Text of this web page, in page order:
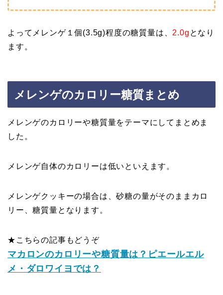
よってメレンゲ１個(3.5g)程度の糖質量は、 2.0g となり
ます。
メレンゲのカロリー糖質まとめ
メレンゲのカロリーや糖質量をテーマにしてまとめま
した。
メレンゲ自体のカロリーは低いといえます。
メレンゲクッキーの場合は、砂糖の量がそのままカロ
リー、糖質量となります。
★こちらの記事もどうぞ
マカロンのカロリーや糖質量は？ピエールエル
メ・ダロワイヨでは？